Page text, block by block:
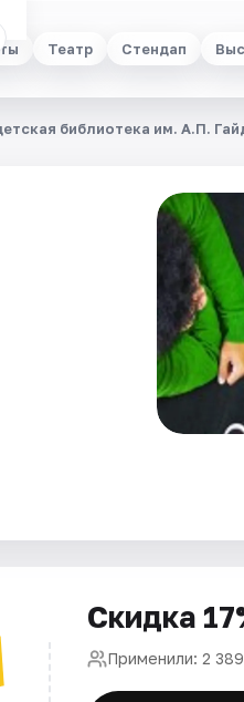
Театр Стендап
библиотека им. А.П.
Скидка
Применили: 2